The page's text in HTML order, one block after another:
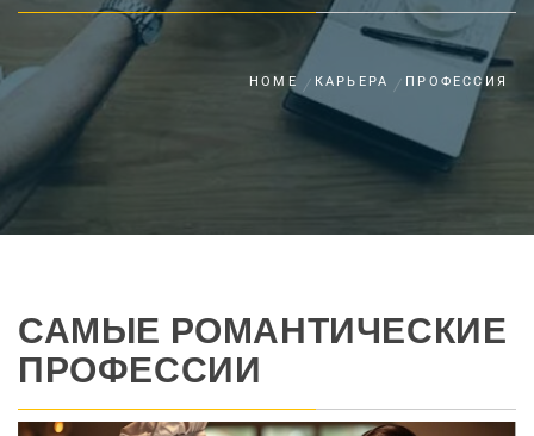
HOME КАРЬЕРА ПРОФЕССИЯ
САМЫЕ РОМАНТИЧЕСКИЕ
ПРОФЕССИИ